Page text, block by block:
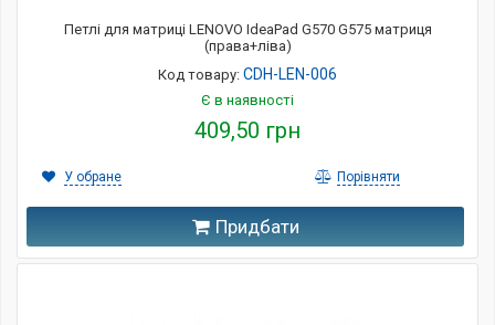
Петлі для матриці LENOVO IdeaPad G570 G575 матриця
(права+ліва)
Код товару: CDH-LEN-006
Є в наявності
409,50 грн
Придбати
У обране Порівняти